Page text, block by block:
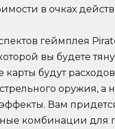
в очках
геймплея
вы будете
будут
оружия, а
Вам
комбинации для